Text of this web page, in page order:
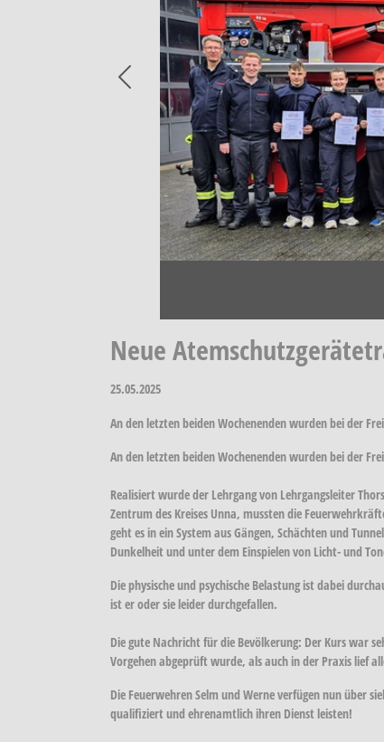
Previous
Neue
25.05.2025
An den letzten beiden Wochenenden wurden bei der
An den letzten beiden Wochenenden wurden bei der
Realisiert wurde der Lehrgang von Lehrgangsleiter
Zentrum des Kreises Unna, mussten die
geht es in ein System aus Gängen, Schächten und
Dunkelheit und unter dem Einspielen von Licht- und
Die physische und psychische Belastung ist dabei
ist er oder sie leider durchgefallen.
Die gute Nachricht für die Bevölkerung: Der Kurs war
Vorgehen abgeprüft wurde, als auch in der Praxis lief
Die Feuerwehren Selm und Werne verfügen nun über
qualifiziert und ehrenamtlich ihren Dienst leisten!